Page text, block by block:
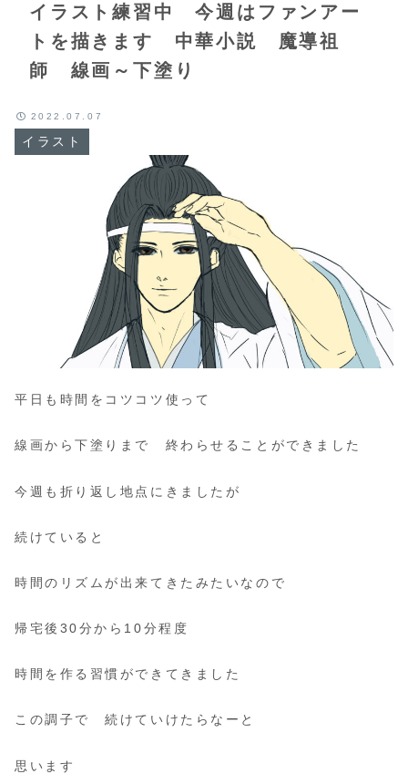
イラスト練習中 今週はファンアー
トを描きます 中華小説 魔導祖
師 線画～下塗り
イラスト
2022.07.07
平日も時間をコツコツ使って
線画から下塗りまで 終わらせることができました
今週も折り返し地点にきましたが
続けていると
時間のリズムが出来てきたみたいなので
帰宅後30分から10分程度
時間を作る習慣ができてきました
この調子で 続けていけたらなーと
思います